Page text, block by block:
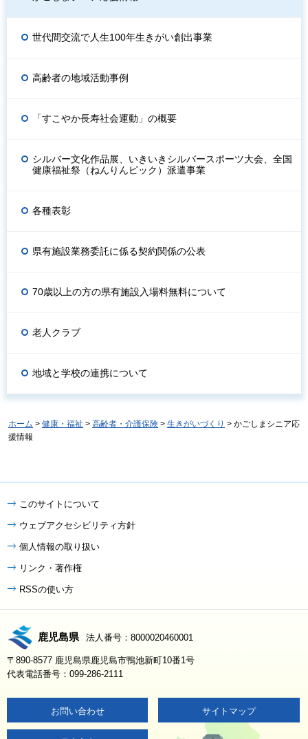
世代間交流で人生100年生きがい創出事業
高齢者の地域活動事例
「すこやか長寿社会運動」の概要
シルバー文化作品展、いきいきシルバースポーツ大会、全国
健康福祉祭（ねんりんピック）派遣事業
各種表彰
県有施設業務委託に係る契約関係の公表
70歳以上の方の県有施設入場料無料について
老人クラブ
地域と学校の連携について
ホーム > 健康・福祉 > 高齢者・介護保険 > 生きがいづくり > かごしまシニア応
援情報
このサイトについて
ウェブアクセシビリティ方針
個人情報の取り扱い
リンク・著作権
RSSの使い方
鹿児島県 法人番号：8000020460001
〒890-8577 鹿児島県鹿児島市鴨池新町10番1号
代表電話番号：099-286-2111
お問い合わせ サイトマップ